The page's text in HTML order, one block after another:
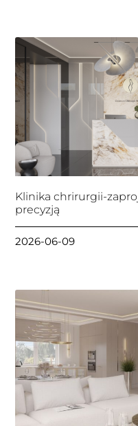
Klinika chrirurgii-
precyzją
2026-06-09